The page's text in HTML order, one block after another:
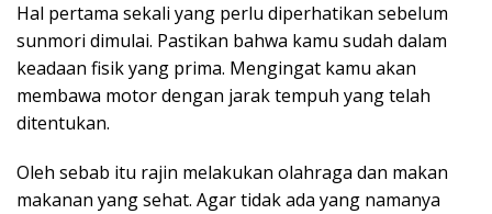
Hal pertama sekali yang perlu diperhatikan sebelum
sunmori dimulai. Pastikan bahwa kamu sudah dalam
keadaan fisik yang prima. Mengingat kamu akan
membawa motor dengan jarak tempuh yang telah
ditentukan.
Oleh sebab itu rajin melakukan olahraga dan makan
makanan yang sehat. Agar tidak ada yang namanya